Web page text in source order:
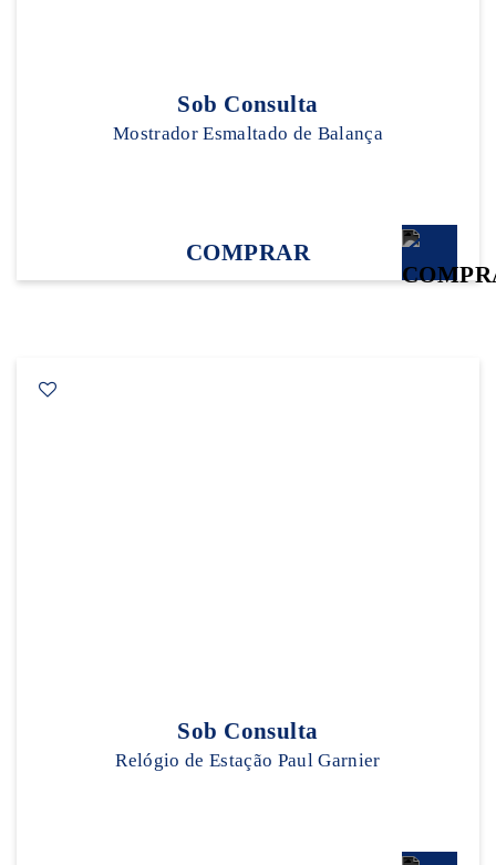
Sob Consulta
Mostrador Esmaltado de Balança
COMPRAR
Sob Consulta
Relógio de Estação Paul Garnier